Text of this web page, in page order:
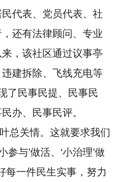
代表、党员代表、社
还有法律顾问、专业
，该社区通过议事亭
建拆除、飞线充电等
了民事民提、民事民
办、民事民评。
总关情。这就要求我们
参与’做活、‘小治理’做
每一件民生实事，努力